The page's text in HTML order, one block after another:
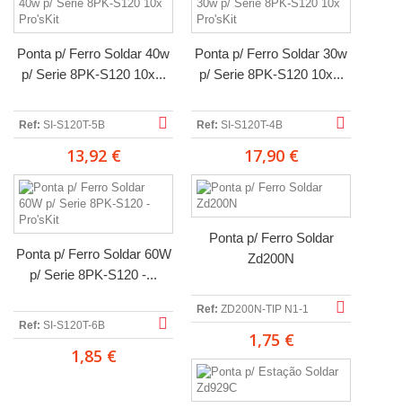
Ponta p/ Ferro Soldar 40w
p/ Serie 8PK-S120 10x...
Ref: SI-S120T-5B
13,92 €
Ponta p/ Ferro Soldar 30w
p/ Serie 8PK-S120 10x...
Ref: SI-S120T-4B
17,90 €
Ponta p/ Ferro Soldar 60W
p/ Serie 8PK-S120 -...
Ref: SI-S120T-6B
1,85 €
Ponta p/ Ferro Soldar
Zd200N
Ref: ZD200N-TIP N1-1
1,75 €